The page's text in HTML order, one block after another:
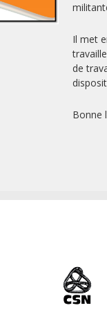
Il met
de
Bonne